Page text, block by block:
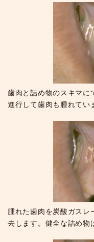
歯肉と詰め物のスキマに
進行して歯肉も腫れてい
腫れた歯肉を炭酸ガスレ
去します。健全な詰め物